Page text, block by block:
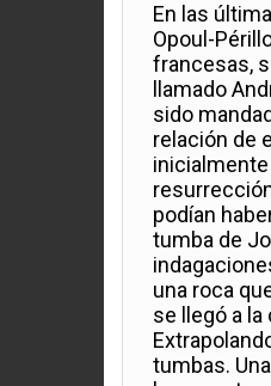
En las
Opoul-
francesas,
llamado
sido
relación de
podían
tumba de
una roca
se llegó a
tumbas.